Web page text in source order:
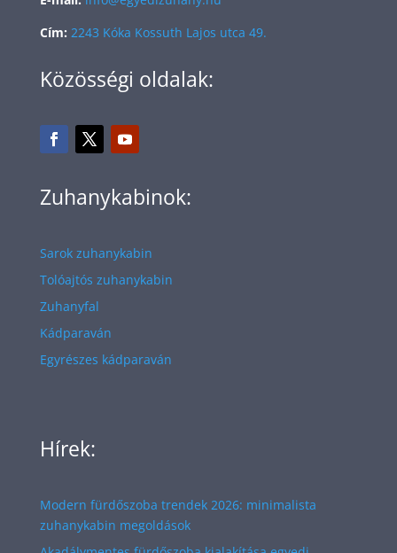
Cím: 2243 Kóka Kossuth Lajos utca 49.
Közösségi oldalak:
Zuhanykabinok:
Sarok zuhanykabin
Tolóajtós zuhanykabin
Zuhanyfal
Kádparaván
Egyrészes kádparaván
Hírek:
Modern fürdőszoba trendek 2026: minimalista
zuhanykabin megoldások